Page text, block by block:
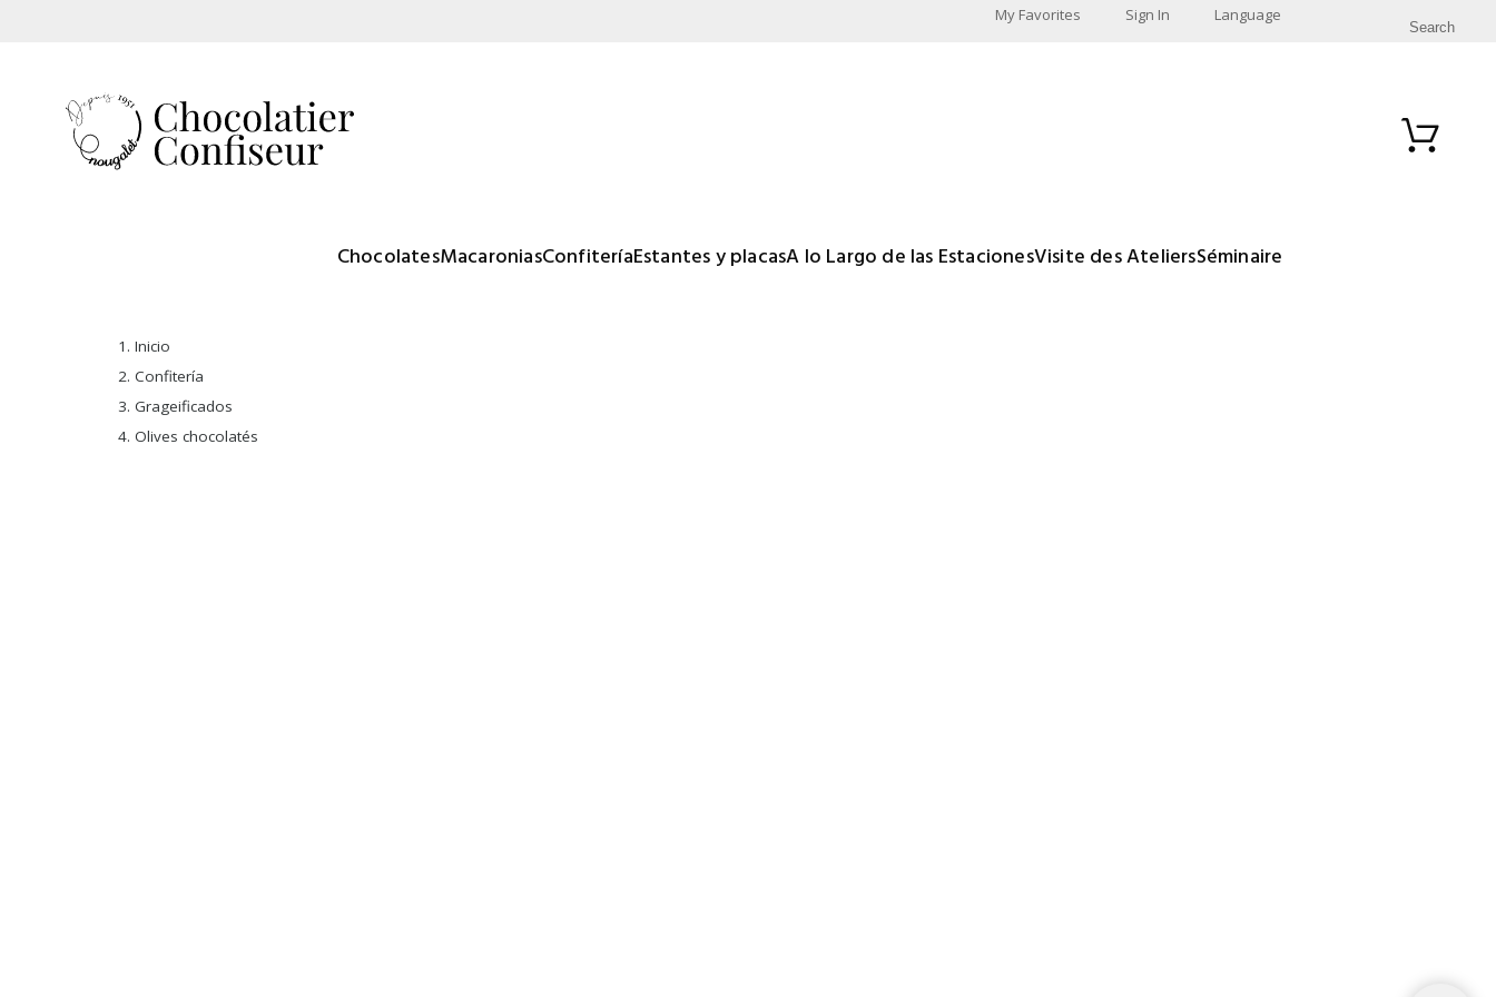
My Favorites Sign In Language
Search
ChocolatesMacaroniasConfiteríaEstantes y placasA lo Largo de las EstacionesVisite des AteliersSéminaire
Inicio
Confitería
Grageificados
Olives chocolatés